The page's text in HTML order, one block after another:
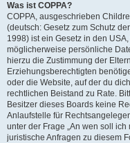
Was ist COPPA?
COPPA, ausgeschrieben
(deutsch: Gesetz zum Schutz
1998) ist ein Gesetz in den
möglicherweise persönliche
hierzu die Zustimmung der
Erziehungsberechtigten
oder die Website, auf der du
rechtlichen Beistand zu Rate.
Besitzer dieses Boards keine
Anlaufstelle für
unter der Frage „An wen soll
juristische Anfragen zu diesem